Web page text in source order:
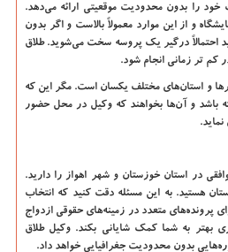
را بدون محدودیت موقعیتی ارائه می‌دهد.
و از این موارد معمولاً بالاست و اگر بدون
احتمالاً درگیر یک پروسه سخت می‌شوید. طلاق
کم تر زمانی انجام شود.
و استان‌های مختلف یکسان است. مگر این که
باشد و آن‌ها بخواهند که وکیل در محل حضور
در استان خوزستان و شهر اهواز را دارید.
هستید. به این مسئله دقت کنید که انتخاب
متعدد در زمینه‌های حقوقی ازدواج
بهتر به شما کمک شایانی بکند. وکیل طلاق
بدون محدودیت جغرافیایی خواهد داد.